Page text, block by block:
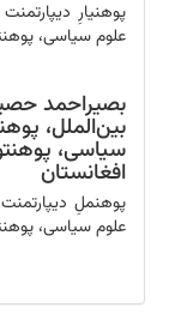
پوهنیارِ
علوم سیاسی،
بصیراحمد
بین‌الملل،
سیاسی،
افغانستان
پوهنملِ
علوم سیاسی،